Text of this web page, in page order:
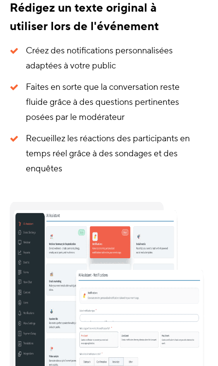
Rédigez un texte original à
utiliser lors de l'événement
Créez des notifications personnalisées
adaptées à votre public
Faites en sorte que la conversation reste
fluide grâce à des questions pertinentes
posées par le modérateur
Recueillez les réactions des participants en
temps réel grâce à des sondages et des
enquêtes